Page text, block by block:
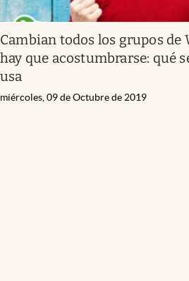
Cambian todos los grupos de
hay que acostumbrarse: qué
usa
miércoles, 09 de Octubre de 2019